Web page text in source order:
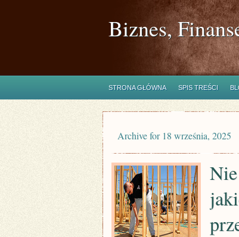
Biznes,
STRONA GŁÓWNA SPIS TREŚCI
Archive for 18 września, 2025